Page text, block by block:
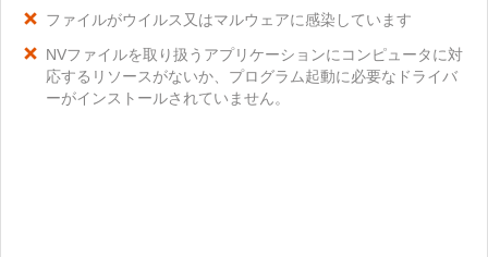
ファイルがウイルス又はマルウェアに感染しています
NVファイルを取り扱うアプリケーションにコンピュータに対
応するリソースがないか、プログラム起動に必要なドライバ
ーがインストールされていません。